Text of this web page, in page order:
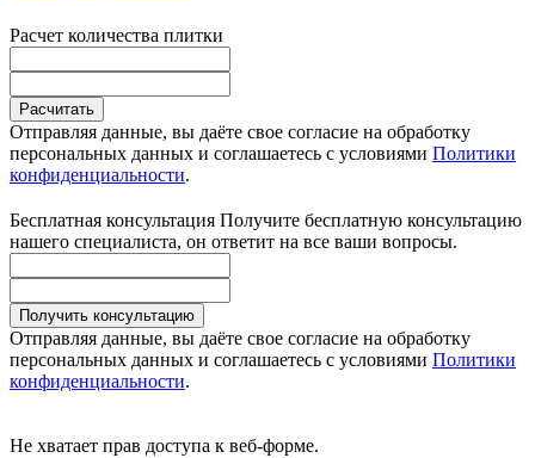
Расчет количества плитки
Расчитать
Отправляя данные, вы даёте свое согласие на обработку
персональных данных и соглашаетесь с условиями Политики
конфиденциальности.
Бесплатная консультация Получите бесплатную консультацию
нашего специалиста, он ответит на все ваши вопросы.
Получить консультацию
Отправляя данные, вы даёте свое согласие на обработку
персональных данных и соглашаетесь с условиями Политики
конфиденциальности.
Не хватает прав доступа к веб-форме.